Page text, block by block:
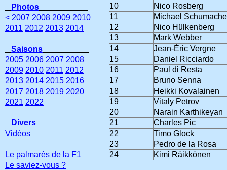
10
Nico Rosberg
11
Michael
12
Nico Hülkenberg
13
Mark Webber
14
Jean-Éric Vergne
15
Daniel Ricciardo
16
Paul di Resta
17
Bruno Senna
18
Heikki Kovalainen
19
Vitaly Petrov
20
Narain Karthikeyan
21
Charles Pic
22
Timo Glock
23
Pedro de la Rosa
24
Kimi Räikkönen
Photos
< 2007 2008 2009 2010
2011 2012 2013 2014
Saisons
2005 2006 2007 2008
2009 2010 2011 2012
2013 2014 2015 2016
2017 2018 2019 2020
2021 2022
Divers
Vidéos
Le palmarès de la F1
Le saviez-vous ?